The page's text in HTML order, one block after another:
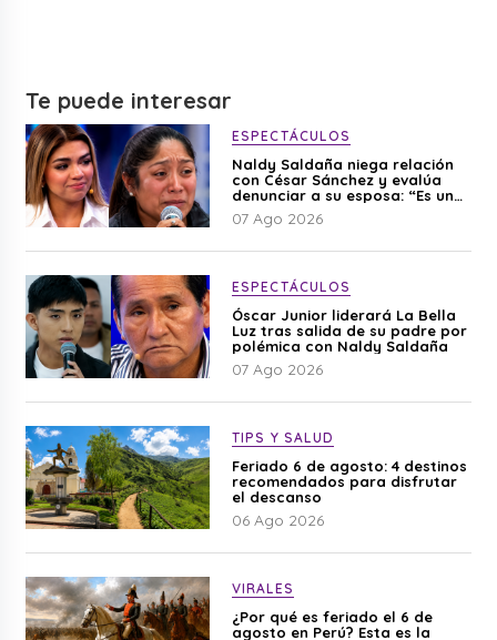
Te puede interesar
ESPECTÁCULOS
Naldy Saldaña niega relación
con César Sánchez y evalúa
denunciar a su esposa: “Es una
difamación”
07 Ago 2026
ESPECTÁCULOS
Óscar Junior liderará La Bella
Luz tras salida de su padre por
polémica con Naldy Saldaña
07 Ago 2026
TIPS Y SALUD
Feriado 6 de agosto: 4 destinos
recomendados para disfrutar
el descanso
06 Ago 2026
VIRALES
¿Por qué es feriado el 6 de
agosto en Perú? Esta es la